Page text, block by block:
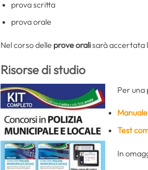
prova scritta
prova orale
Nel corso delle prove oralisarà accertata
Risorse di studio
Per una
Test
In